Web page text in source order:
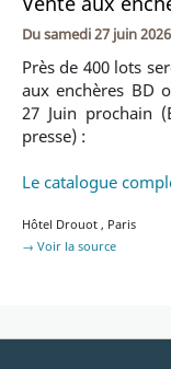
Dusamedi 27 juin
Près de 400 lots
aux enchères BD
27 Juin prochain
presse) :
Le catalogue
Hôtel Drouot , Paris
→ Voir la source